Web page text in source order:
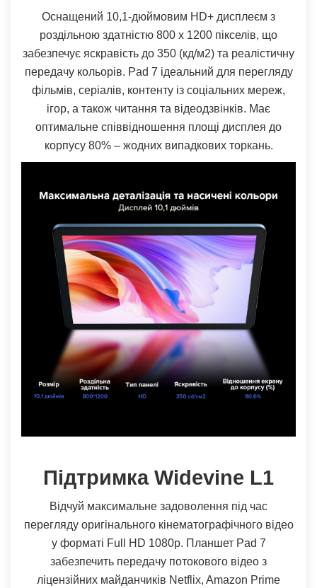
Оснащений 10,1-дюймовим HD+ дисплеєм з
роздільною здатністю 800 х 1200 пікселів, що
забезпечує яскравість до 350 (кд/м2) та реалістичну
передачу кольорів. Pad 7 ідеальний для перегляду
фільмів, серіалів, контенту із соціальних мереж,
ігор, а також читання та відеодзвінків. Має
оптимальне співвідношення площі дисплея до
корпусу 80% – жодних випадкових торкань.
Підтримка Widevine L1
Відчуй максимальне задоволення під час
перегляду оригінального кінематографічного відео
у форматі Full HD 1080p. Планшет Pad 7
забезпечить передачу потокового відео з
ліцензійних майданчиків Netflix, Amazon Prime